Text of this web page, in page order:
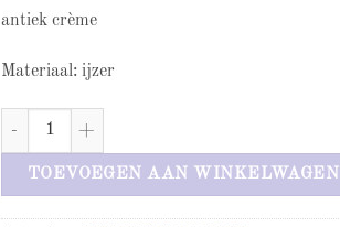
antiek crème
Materiaal: ijzer
Theelichthouder aantal
TOEVOEGEN AAN WINKELWAGEN